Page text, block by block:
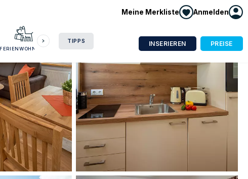
Meine Merkliste Anmelden
FERIENWOHNUNG
TIPPS INSERIEREN PREISE